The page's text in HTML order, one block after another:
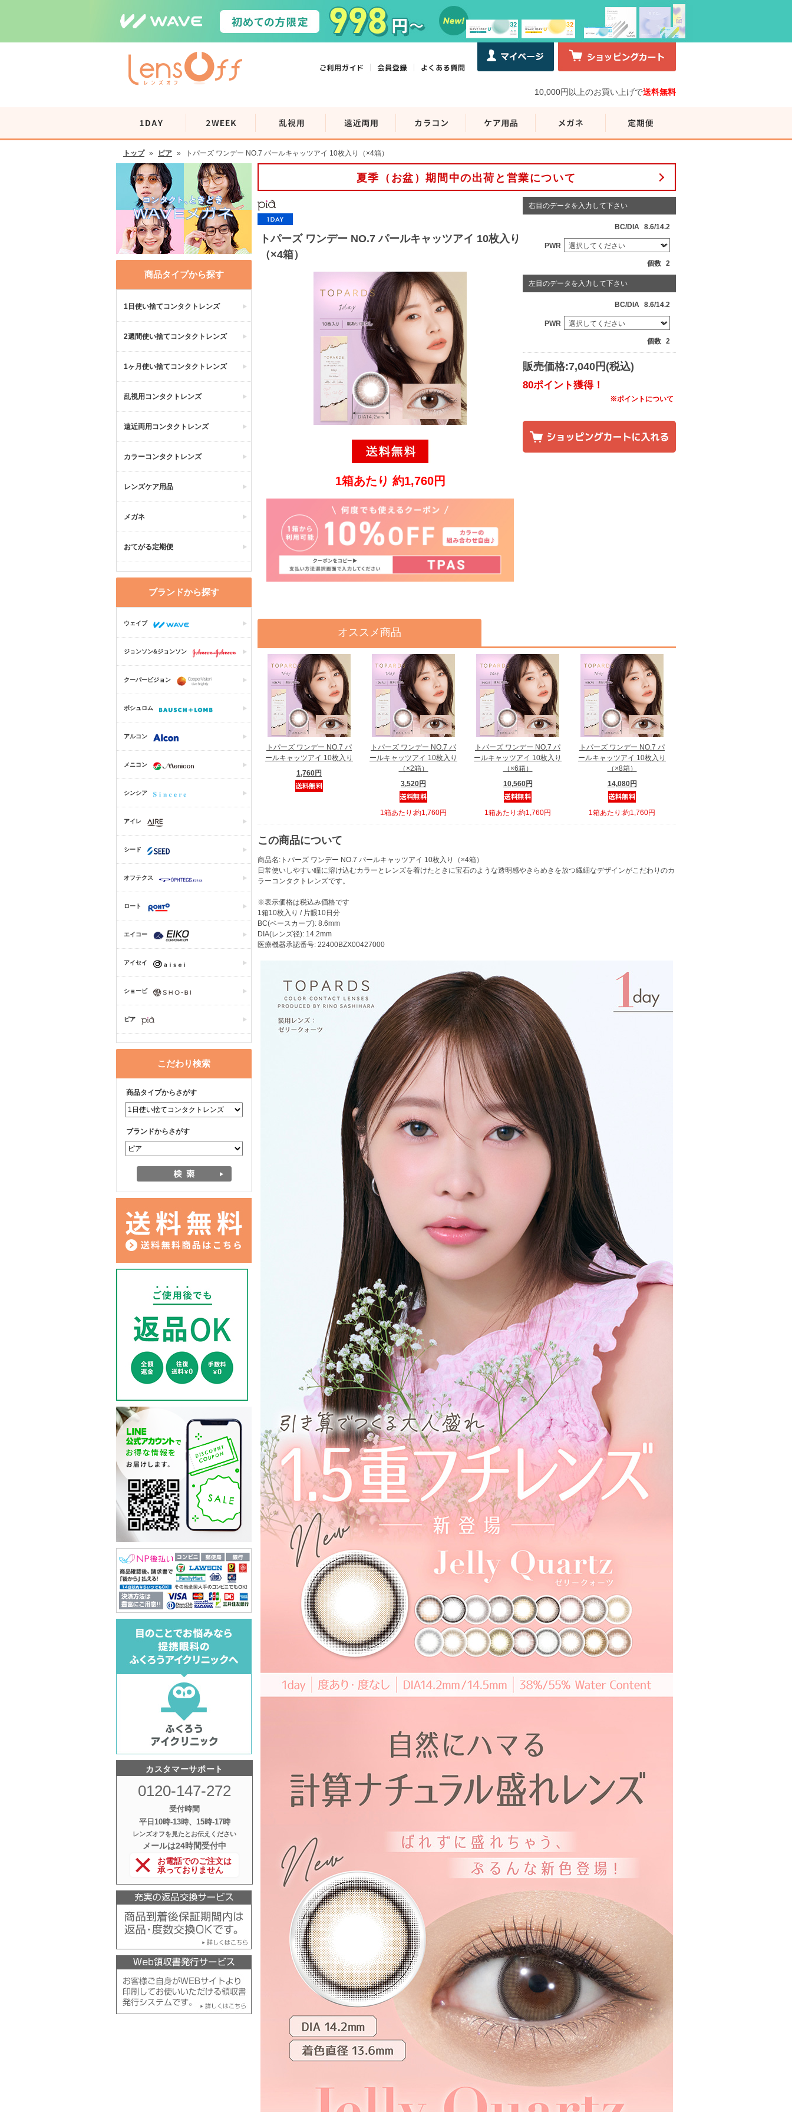
10,000円以上のお買い上げで送料無料
トップ » ピア » トパーズ ワンデー NO.7 パールキャッツアイ 10枚入り（×4箱）
商品タイプから探す
1日使い捨てコンタクトレンズ
2週間使い捨てコンタクトレンズ
1ヶ月使い捨てコンタクトレンズ
乱視用コンタクトレンズ
遠近両用コンタクトレンズ
カラーコンタクトレンズ
レンズケア用品
メガネ
おてがる定期便
ブランドから探す
ウェイブ
ジョンソン&ジョンソン
クーパービジョン
ボシュロム
アルコン
メニコン
シンシア
アイレ
シード
オフテクス
ロート
エイコー
アイセイ
ショービ
ピア
こだわり検索
商品タイプからさがす
ブランドからさがす
カスタマーサポート
0120-147-272
受付時間
平日10時‐13時、15時‐17時
レンズオフを見たとお伝えください
メールは24時間受付中
お電話でのご注文は
承っておりません
夏季（お盆）期間中の出荷と営業について
トパーズ ワンデー NO.7 パールキャッツアイ 10枚入り
（×4箱）
1箱あたり 約1,760円
右目のデータを入力して下さい
BC/DIA 8.6/14.2
PWR
個数 2
左目のデータを入力して下さい
BC/DIA 8.6/14.2
PWR
個数 2
販売価格:7,040円(税込)
80ポイント獲得！
※ポイントについて
オススメ商品
トパーズ ワンデー NO.7 パ
ールキャッツアイ 10枚入り
1,760円
トパーズ ワンデー NO.7 パ
ールキャッツアイ 10枚入り
（×2箱）
3,520円
1箱あたり:約1,760円
トパーズ ワンデー NO.7 パ
ールキャッツアイ 10枚入り
（×6箱）
10,560円
1箱あたり:約1,760円
トパーズ ワンデー NO.7 パ
ールキャッツアイ 10枚入り
（×8箱）
14,080円
1箱あたり:約1,760円
この商品について
商品名:トパーズ ワンデー NO.7 パールキャッツアイ 10枚入り（×4箱）
日常使いしやすい瞳に溶け込むカラーとレンズを着けたときに宝石のような透明感やきらめきを放つ繊細なデザインがこだわりのカ
ラーコンタクトレンズです。
※表示価格は税込み価格です
1箱10枚入り / 片眼10日分
BC(ベースカーブ): 8.6mm
DIA(レンズ径): 14.2mm
医療機器承認番号: 22400BZX00427000